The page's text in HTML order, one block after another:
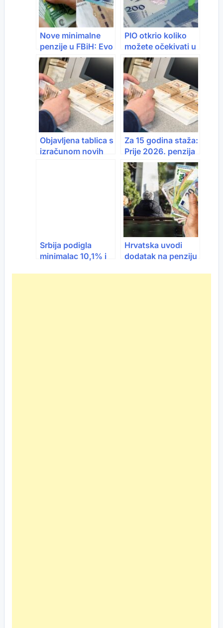
Nove minimalne
penzije u FBiH: Evo
koliko iznose
prema godinama
staža
PIO otkrio koliko
možete očekivati u
penziji prema
godinama staža i
platama
Objavljena tablica s
izračunom novih
Za 15 godina staža:
Prije 2026. penzija
666 KM, danas
434 marke
Srbija podigla
minimalac 10,1% i
Hrvatska uvodi
dodatak na penziju